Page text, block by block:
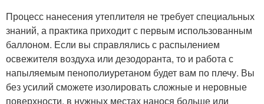
Процесс нанесения утеплителя не требует специальных
знаний, а практика приходит с первым использованным
баллоном. Если вы справлялись с распылением
освежителя воздуха или дезодоранта, то и работа с
напыляемым пенополиуретаном будет вам по плечу. Вы
без усилий сможете изолировать сложные и неровные
поверхности, в нужных местах нанося больше или